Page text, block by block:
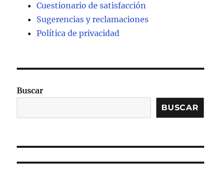
Cuestionario de satisfacción
Sugerencias y reclamaciones
Política de privacidad
Buscar
BUSCAR